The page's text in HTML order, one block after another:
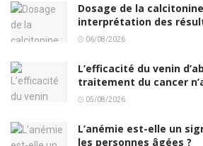
Dosage de la
interprétation des
06/08/2026
L’efficacité du venin
traitement du cancer
05/08/2026
L’anémie est-elle un
les personnes âgées ?